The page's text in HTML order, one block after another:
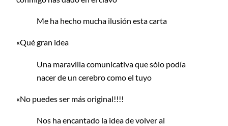
Me ha hecho mucha ilusión esta carta
«Qué gran idea
Una maravilla comunicativa que sólo podía
nacer de un cerebro como el tuyo
«No puedes ser más original!!!!
Nos ha encantado la idea de volver al